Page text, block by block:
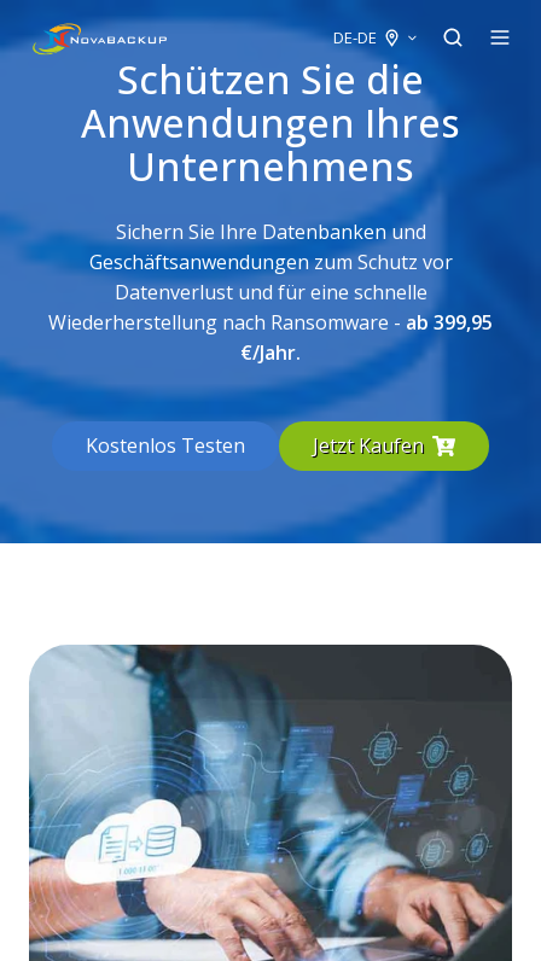
DE-DE
Schützen Sie die
Anwendungen Ihres
Unternehmens
Sichern Sie Ihre Datenbanken und
Geschäftsanwendungen zum Schutz vor
Datenverlust und für eine schnelle
Wiederherstellung nach Ransomware - ab 399,95
€/Jahr.
Kostenlos Testen Jetzt Kaufen